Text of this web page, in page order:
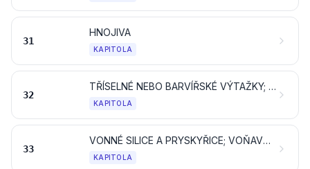
31
HNOJIVA
KAPITOLA
32
TŘÍSELNÉ NEBO BARVÍŘSKÉ VÝTAŽKY; TANINY A JEJICH DERIVÁTY; BARVIVA, PIGMENTY A JINÉ BARVICÍ LÁTKY; NÁTĚROVÉ BARVY A LAKY; TMELY A JINÉ NÁTĚROVÉ HMOTY; INKOUSTY
KAPITOLA
33
VONNÉ SILICE A PRYSKYŘICE; VOŇAVKÁŘSKÉ, KOSMETICKÉ NEBO TOALETNÍ PŘÍPRAVKY
KAPITOLA